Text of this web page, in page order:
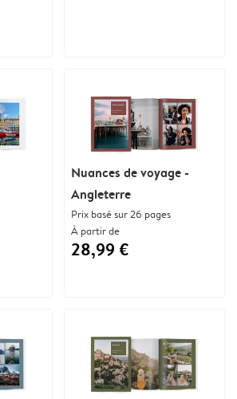
Nuances de voyage -
Angleterre
Prix basé sur 26 pages
À partir de
28,99 €